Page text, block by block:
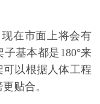
在市面上将会有
子基本都是180°来
以根据人体工程
贴合。